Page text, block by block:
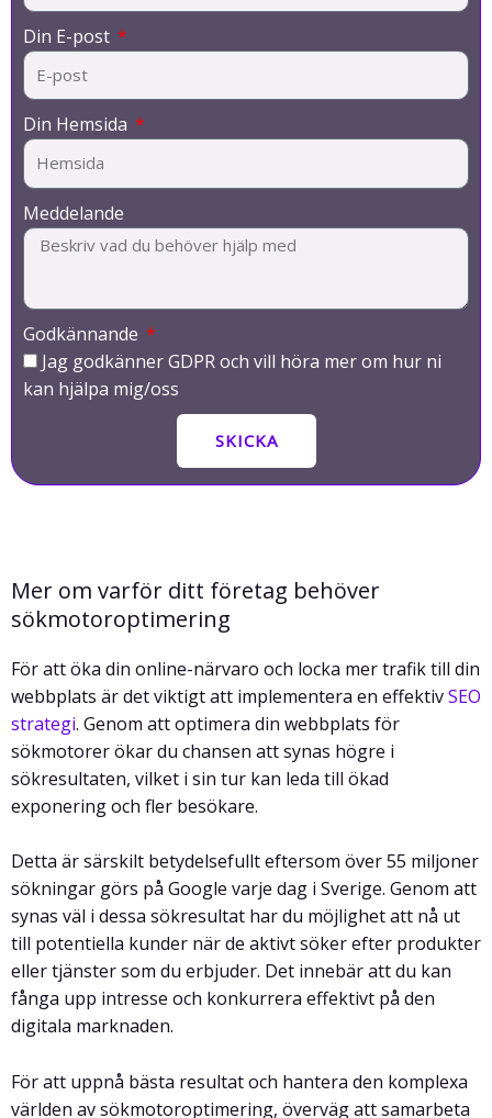
Din E-post
Din Hemsida
Meddelande
Godkännande
Jag godkänner GDPR och vill höra mer om hur ni
kan hjälpa mig/oss
SKICKA
Mer om varför ditt företag behöver
sökmotoroptimering
För att öka din online-närvaro och locka mer trafik till din
webbplats är det viktigt att implementera en effektivSEO
strategi. Genom att optimera din webbplats för
sökmotorer ökar du chansen att synas högre i
sökresultaten, vilket i sin tur kan leda till ökad
exponering och fler besökare.
Detta är särskilt betydelsefullt eftersom över 55 miljoner
sökningar görs på Google varje dag i Sverige. Genom att
synas väl i dessa sökresultat har du möjlighet att nå ut
till potentiella kunder när de aktivt söker efter produkter
eller tjänster som du erbjuder. Det innebär att du kan
fånga upp intresse och konkurrera effektivt på den
digitala marknaden.
För att uppnå bästa resultat och hantera den komplexa
världen av sökmotoroptimering, överväg att samarbeta